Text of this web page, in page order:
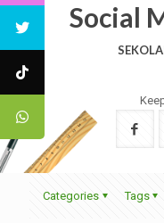
Social
Categories Tags